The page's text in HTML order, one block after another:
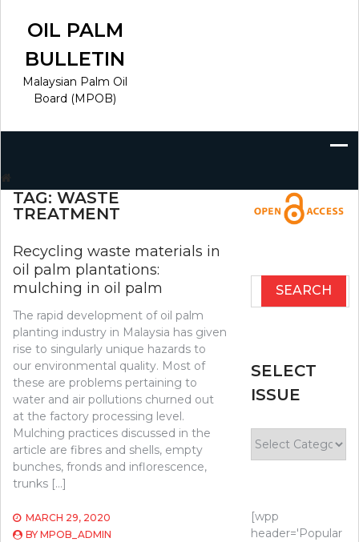
contentOIL PALM
BULLETIN
Malaysian Palm Oil
Board (MPOB)
TAG: WASTE
TREATMENT
Recycling waste materials in
oil palm plantations:
mulching in oil palm
The rapid development of oil palm
planting industry in Malaysia has given
rise to singularly unique hazards to
our environmental quality. Most of
these are problems pertaining to
water and air pollutions churned out
at the factory processing level.
Mulching practices discussed in the
article are fibres and shells, empty
bunches, fronds and inflorescence,
trunks […]
MARCH 29, 2020
BY MPOB_ADMIN
Search
SELECT
ISSUE
Issue
[wpp
header='Popular